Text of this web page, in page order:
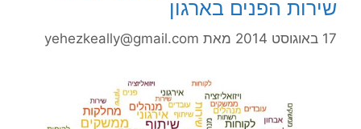
שירות הפנים בארגון
17 באוגוסט 2014 מאת yehezkeally@gmail.com